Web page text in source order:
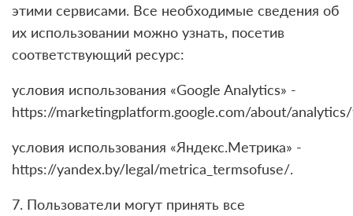
этими сервисами. Все необходимые сведения об
их использовании можно узнать, посетив
соответствующий ресурс:
условия использования «Google Analytics» -
https://marketingplatform.google.com/about/
условия использования «Яндекс.Метрика» -
https://yandex.by/legal/metrica_termsofuse/.
7. Пользователи могут принять все